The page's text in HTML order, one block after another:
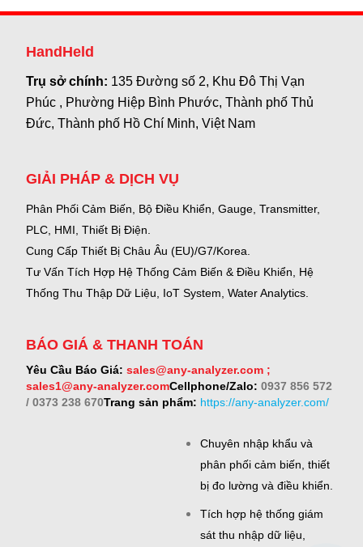
HandHeld
Trụ sở chính: 135 Đường số 2, Khu Đô Thị Vạn
Phúc , Phường Hiệp Bình Phước, Thành phố Thủ
Đức, Thành phố Hồ Chí Minh, Việt Nam
GIẢI PHÁP & DỊCH VỤ
Phân Phối Cảm Biến, Bộ Điều Khiển, Gauge, Transmitter,
PLC, HMI, Thiết Bị Điện.
Cung Cấp Thiết Bị Châu Âu (EU)/G7/Korea.
Tư Vấn Tích Hợp Hệ Thống Cảm Biến & Điều Khiển, Hệ
Thống Thu Thập Dữ Liệu, IoT System, Water Analytics.
BÁO GIÁ & THANH TOÁN
Yêu Cầu Báo Giá: sales@any-analyzer.com ;
sales1@any-analyzer.comCellphone/Zalo: 0937 856 572
/ 0373 238 670Trang sản phẩm: https://any-analyzer.com/
Chuyên nhập khẩu và
phân phối cảm biến, thiết
bị đo lường và điều khiển.
Tích hợp hệ thống giám
sát thu nhập dữ liệu,